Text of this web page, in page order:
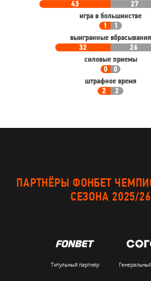
43
27
игра в большинстве
1
1
выигранные вбрасывания
32
26
силовые приемы
0
0
штрафное время
2
2
ПАРТНЁРЫ ФОНБЕТ
СЕЗОНА 2025/26
Титульный партнёр